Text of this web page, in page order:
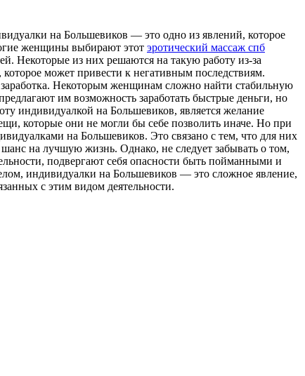
на Большевиков — это одно из явлений, которое
женщины выбирают этот эротический массаж спб
Некоторые из них решаются на такую работу из-за
может привести к негативным последствиям.
Некоторым женщинам сложно найти стабильную
им возможность заработать быстрые деньги, но
индивидуалкой на Большевиков, является желание
которые они не могли бы себе позволить иначе. Но при
на Большевиков. Это связано с тем, что для них
на лучшую жизнь. Однако, не следует забывать о том,
подвергают себя опасности быть пойманными и
индивидуалки на Большевиков — это сложное явление,
с этим видом деятельности.